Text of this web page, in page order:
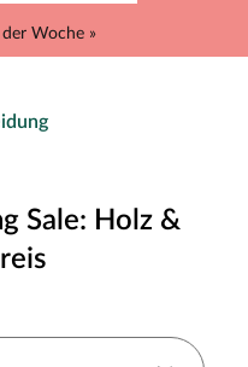
Woche »
Sale: Holz &